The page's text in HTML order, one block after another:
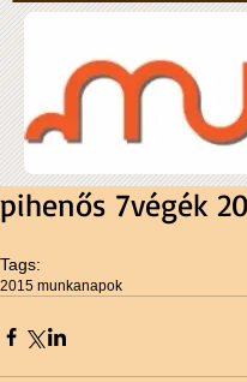
pihenős 7végék
Tags:
2015 munkanapok